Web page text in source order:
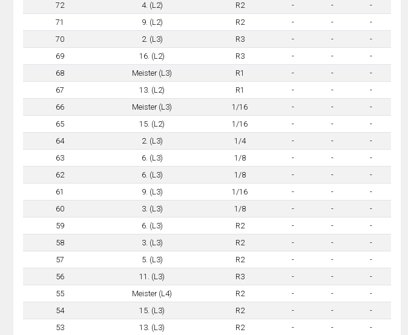
72
4. (L2) R2 - -
-
71
9. (L2) R2 - -
-
70
2. (L3) R3 - -
-
69
16. (L2) R3 - -
-
68
Meister (L3) R1 - -
-
67
13. (L2) R1 - -
-
66
Meister (L3) 1/16 - -
-
65
15. (L2) 1/16 - -
-
64
2. (L3) 1/4 - -
-
63
6. (L3) 1/8 - -
-
62
6. (L3) 1/8 - -
-
61
9. (L3) 1/16 - -
-
60
3. (L3) 1/8 - -
-
59
6. (L3) R2 - -
-
58
3. (L3) R2 - -
-
57
5. (L3) R2 - -
-
56
11. (L3) R3 - -
-
55
Meister (L4) R2 - -
-
54
15. (L3) R2 - -
-
53
13. (L3) R2 - - -